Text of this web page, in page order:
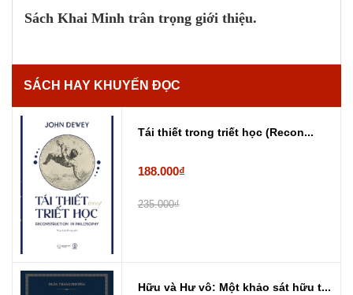
Sách Khai Minh trân trọng giới thiệu.
SÁCH HAY KHUYẾN ĐỌC
Tái thiết trong triết học (Recon...
188.000₫
235.000₫
Hữu và Hư vô: Một khảo sát hữu t...